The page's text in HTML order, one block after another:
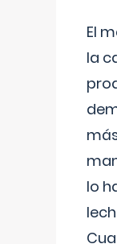
El
la
lo